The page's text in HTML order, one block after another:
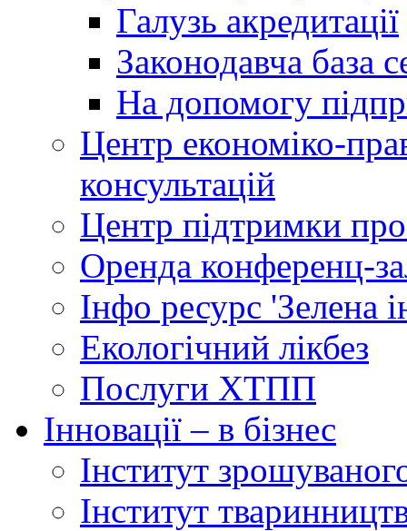
Галузь акредитації
Законодавча база
На допомогу
Центр економіко-
консультацій
Центр підтримки
Оренда конференц-
Інфо ресурс 'Зелена
Екологічний лікбез
Послуги ХТПП
Інновації – в бізнес
Інститут
Інститут